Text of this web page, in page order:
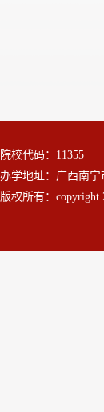
院校代码：11355
办学地址：广西南宁
版权所有：